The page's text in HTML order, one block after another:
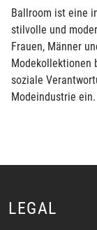
Ballroom ist eine
stilvolle und
Frauen, Männer
Modekollektionen
soziale
Modeindustrie ein.
LEGAL